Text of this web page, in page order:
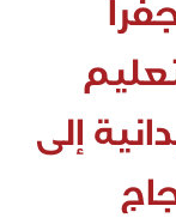
إلى